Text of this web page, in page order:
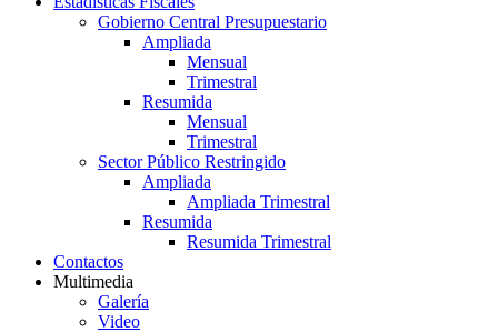
Gobierno Central Presupuestario
Ampliada
Mensual
Trimestral
Resumida
Mensual
Trimestral
Sector Público Restringido
Ampliada
Ampliada Trimestral
Resumida
Resumida Trimestral
Contactos
Multimedia
Galería
Video